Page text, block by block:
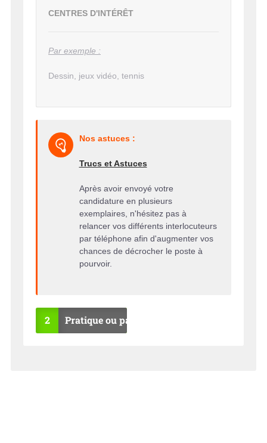
CENTRES D'INTÉRÊT
Par exemple :
Dessin, jeux vidéo, tennis
Nos astuces :
Trucs et Astuces
Après avoir envoyé votre
candidature en plusieurs
exemplaires, n'hésitez pas à
relancer vos différents interlocuteurs
par téléphone afin d'augmenter vos
chances de décrocher le poste à
pourvoir.
2 Pratique ou pas ?